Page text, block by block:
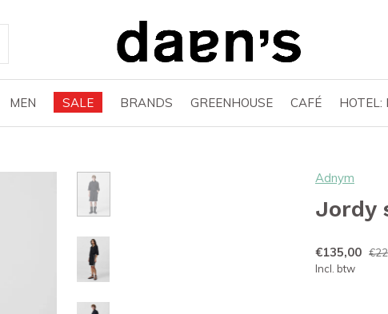
MEN SALE BRANDS GREENHOUSE CAFÉ HOTEL:
Adnym
Jordy
€135,00
Incl. btw